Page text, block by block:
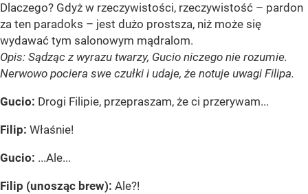
Dlaczego? Gdyż w rzeczywistości, rzeczywistość – pardon
za ten paradoks – jest dużo prostsza, niż może się
wydawać tym salonowym mądralom.
Opis: Sądząc z wyrazu twarzy, Gucio niczego nie rozumie.
Nerwowo pociera swe czułki i udaje, że notuje uwagi Filipa.
Gucio: Drogi Filipie, przepraszam, że ci przerywam...
Filip: Właśnie!
Gucio: ...Ale...
Filip (unosząc brew): Ale?!